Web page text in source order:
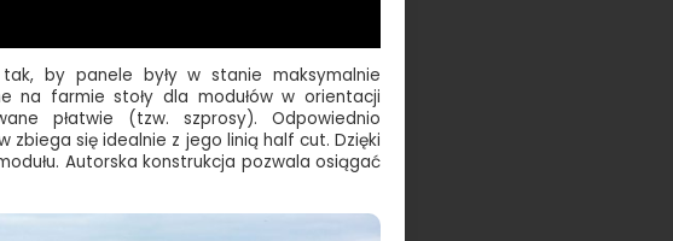
by panele były w stanie maksymalnie
na farmie stoły dla modułów w orientacji
płatwie (tzw. szprosy). Odpowiednio
zbiega się idealnie z jego linią half cut. Dzięki
Autorska konstrukcja pozwala osiągać